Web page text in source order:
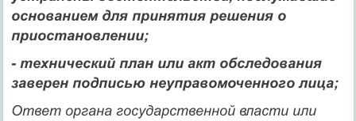
основанием для принятия решения о
приостановлении;
- технический план или акт обследования
заверен подписью неуправомоченного лица;
Ответ органа государственной власти или